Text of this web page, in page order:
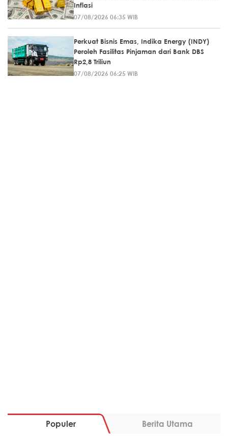
Inflasi
07/08/2026 06:35 WIB
Perkuat Bisnis Emas, Indika Energy (INDY)
Peroleh Fasilitas Pinjaman dari Bank DBS
Rp2,8 Triliun
07/08/2026 06:25 WIB
Populer Berita Utama